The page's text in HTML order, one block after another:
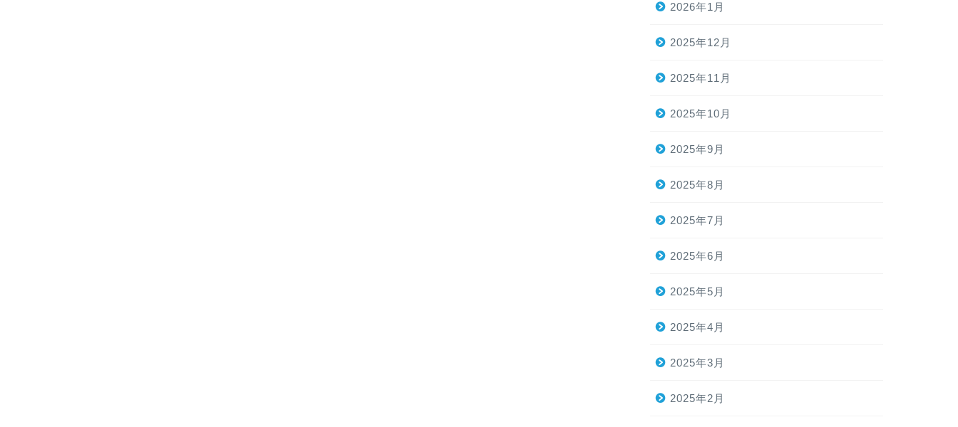
2026年1月
2025年12月
2025年11月
2025年10月
2025年9月
2025年8月
2025年7月
2025年6月
2025年5月
2025年4月
2025年3月
2025年2月